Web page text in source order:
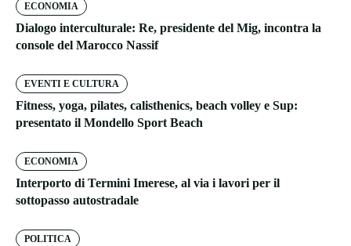
ECONOMIA
Dialogo interculturale: Re, presidente del Mig, incontra la
console del Marocco Nassif
EVENTI E CULTURA
Fitness, yoga, pilates, calisthenics, beach volley e Sup:
presentato il Mondello Sport Beach
ECONOMIA
Interporto di Termini Imerese, al via i lavori per il
sottopasso autostradale
POLITICA